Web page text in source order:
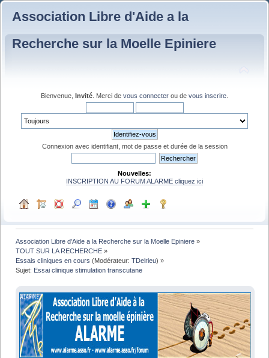
Association Libre d'Aide a la
Recherche sur la Moelle Epiniere
Bienvenue, Invité . Merci de vous connecter ou de vous inscrire
Connexion avec identifiant, mot de passe et durée de la session
Nouvelles:
INSCRIPTION AU FORUM ALARME cliquez ici
Association Libre d'Aide a la Recherche sur la Moelle Epiniere »
TOUT SUR LA RECHERCHE »
Essais cliniques en cours (Modérateur:TDelrieu) »
Sujet: Essai clinique stimulation transcutane